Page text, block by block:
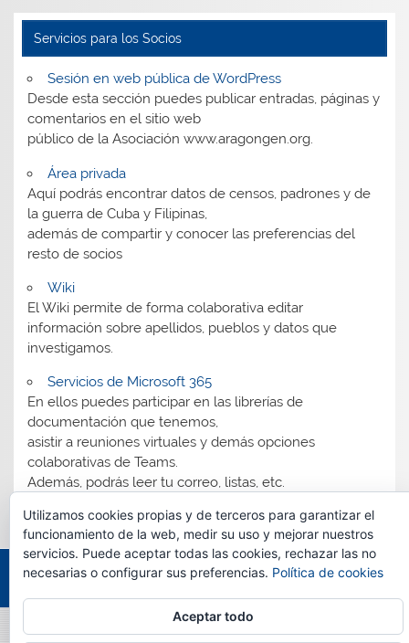
Servicios para los Socios
Sesión en web pública de WordPress
Desde esta sección puedes publicar entradas, páginas y
comentarios en el sitio web
público de la Asociación www.aragongen.org.
Área privada
Aquí podrás encontrar datos de censos, padrones y de
la guerra de Cuba y Filipinas,
además de compartir y conocer las preferencias del
resto de socios
Wiki
El Wiki permite de forma colaborativa editar
información sobre apellidos, pueblos y datos que
investigamos.
Servicios de Microsoft 365
En ellos puedes participar en las librerías de
documentación que tenemos,
asistir a reuniones virtuales y demás opciones
colaborativas de Teams.
Además, podrás leer tu correo, listas, etc.
Tema para WordPress: Smartline de ThemeZee.
Utilizamos cookies propias y de terceros para garantizar el
funcionamiento de la web, medir su uso y mejorar nuestros
servicios. Puede aceptar todas las cookies, rechazar las no
necesarias o configurar sus preferencias. Política de cookies
Aceptar todo